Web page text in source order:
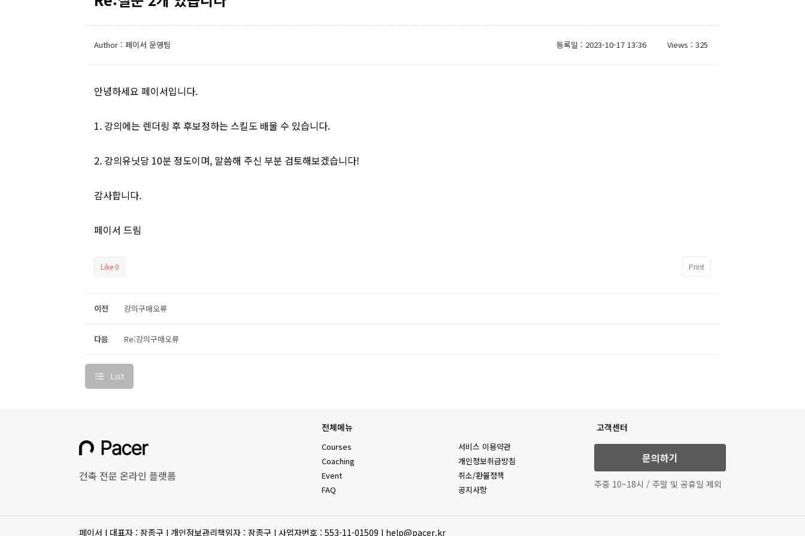
Views : 325
등록일 : 2023-10-17 13:36
Author : 페이서 운영팀
안녕하세요 페이서입니다.
1. 강의에는 렌더링 후 후보정하는 스킬도 배울 수 있습니다.
2. 강의유닛당 10분 정도이며, 말씀해 주신 부분 검토해보겠습니다!
감사합니다.
페이서 드림
Like 0 Print
이전 강의구매오류
Re:강의구매오류
다음
List
건축 전문 온라인 플랫폼
전체메뉴
Courses
Coaching
Event
FAQ
서비스 이용약관
개인정보취급방침
취소/환불정책
공지사항
고객센터
문의하기
주중 10~18시 / 주말 및 공휴일 제외
페이서 I 대표자 : 장종구 I 개인정보관리책임자 : 장종구 I 사업자번호 : 553-11-01509 I help@pacer.kr